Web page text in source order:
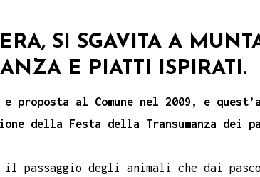
SI SGAVITA A
E PIATTI ISPIRATI.
e proposta al Comune nel 2009, e
della Festa della Transumanza dei
il passaggio degli animali che dai